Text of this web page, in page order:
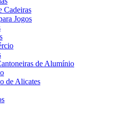
Cadeiras
Jogos
de Alumínio
de Alicates